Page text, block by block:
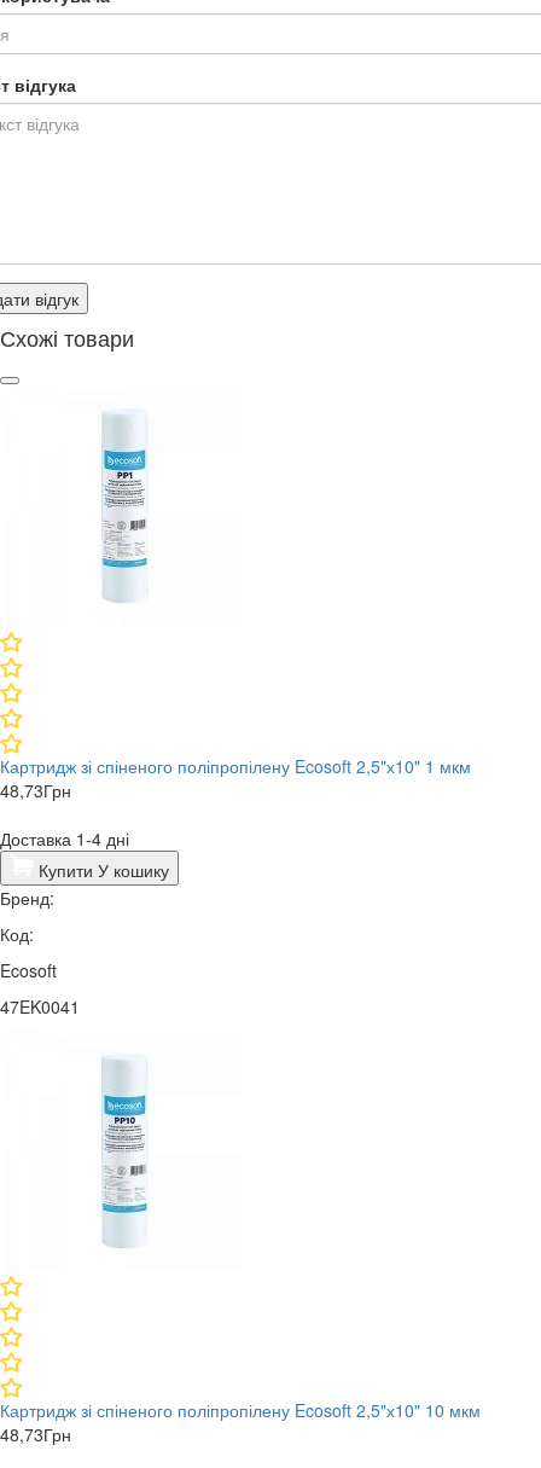
відгука
відгук
Схожі товари
Картридж зі спіненого поліпропілену Ecosoft 2,5"х10" 1 мкм
48,73Грн
Доставка 1-4 дні
Купити У кошику
Бренд:
Код:
Ecosoft
47EK0041
Картридж зі спіненого поліпропілену Ecosoft 2,5"х10" 10 мкм
48,73Грн